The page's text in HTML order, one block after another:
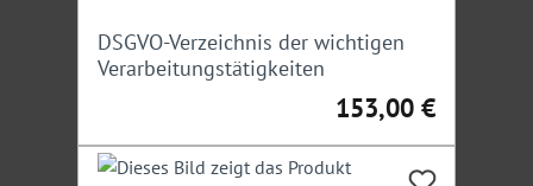
DSGVO-Verzeichnis der wichtigen
Verarbeitungstätigkeiten
Regulärer Preis:
153,00 €